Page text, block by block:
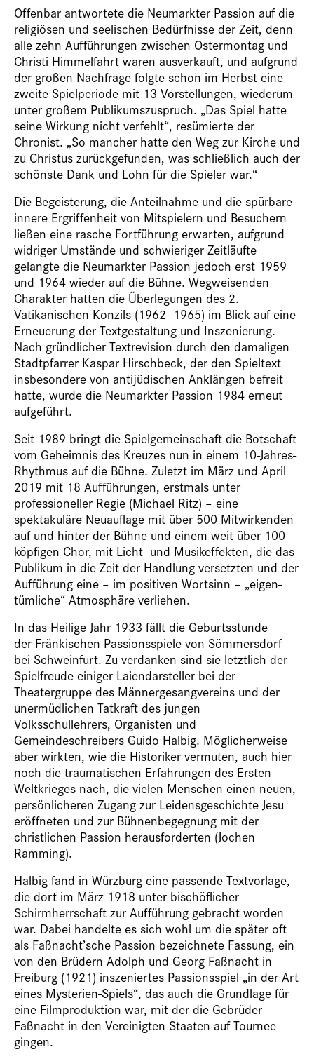
Offenbar antwortete die Neumarkter Passion auf die
religiösen und seelischen Bedürfnisse der Zeit, denn
alle zehn Aufführungen zwischen Ostermontag und
Christi Himmelfahrt waren ausverkauft, und aufgrund
der großen Nachfrage folgte schon im Herbst eine
zweite Spielperiode mit 13 Vorstellungen, wiederum
unter großem Publikumszuspruch. „Das Spiel hatte
seine Wirkung nicht verfehlt“, resümierte der
Chronist. „So mancher hatte den Weg zur Kirche und
zu Christus zurückgefunden, was schließlich auch der
schönste Dank und Lohn für die Spieler war.“
Die Begeisterung, die Anteilnahme und die spürbare
innere Ergriffenheit von Mitspielern und Besuchern
ließen eine rasche Fortführung erwarten, aufgrund
widriger Umstände und schwieriger Zeitläufte
gelangte die Neumarkter Passion jedoch erst 1959
und 1964 wieder auf die Bühne. Wegweisenden
Charakter hatten die Überlegungen des 2.
Vatikanischen Konzils (1962–1965) im Blick auf eine
Erneuerung der Textgestaltung und Inszenierung.
Nach gründlicher Textrevision durch den damaligen
Stadtpfarrer Kaspar Hirschbeck, der den Spieltext
insbesondere von antijüdischen Anklängen befreit
hatte, wurde die Neumarkter Passion 1984 erneut
aufgeführt.
Seit 1989 bringt die Spielgemeinschaft die Botschaft
vom Geheimnis des Kreuzes nun in einem 10-Jahres-
Rhythmus auf die Bühne. Zuletzt im März und April
2019 mit 18 Aufführungen, erstmals unter
professioneller Regie (Michael Ritz) – eine
spektakuläre Neuauflage mit über 500 Mitwirkenden
auf und hinter der Bühne und einem weit über 100-
köpfigen Chor, mit Licht- und Musikeffekten, die das
Publikum in die Zeit der Handlung versetzten und der
Aufführung eine – im positiven Wortsinn – „eigen-
tümliche“ Atmosphäre verliehen.
In das Heilige Jahr 1933 fällt die Geburtsstunde
der Fränkischen Passionsspiele von Sömmersdorf
bei Schweinfurt. Zu verdanken sind sie letztlich der
Spielfreude einiger Laiendarsteller bei der
Theatergruppe des Männergesangvereins und der
unermüdlichen Tatkraft des jungen
Volksschullehrers, Organisten und
Gemeindeschreibers Guido Halbig. Möglicherweise
aber wirkten, wie die Historiker vermuten, auch hier
noch die traumatischen Erfahrungen des Ersten
Weltkrieges nach, die vielen Menschen einen neuen,
persönlicheren Zugang zur Leidensgeschichte Jesu
eröffneten und zur Bühnenbegegnung mit der
christlichen Passion herausforderten (Jochen
Ramming).
Halbig fand in Würzburg eine passende Textvorlage,
die dort im März 1918 unter bischöflicher
Schirmherrschaft zur Aufführung gebracht worden
war. Dabei handelte es sich wohl um die später oft
als Faßnacht’sche Passion bezeichnete Fassung, ein
von den Brüdern Adolph und Georg Faßnacht in
Freiburg (1921) inszeniertes Passionsspiel „in der Art
eines Mysterien-Spiels“, das auch die Grundlage für
eine Filmproduktion war, mit der die Gebrüder
Faßnacht in den Vereinigten Staaten auf Tournee
gingen.